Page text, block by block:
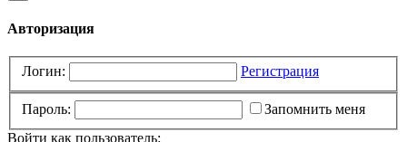
Авторизация
Логин: Регистрация
Пароль:
Запомнить меня
Войти как пользователь: